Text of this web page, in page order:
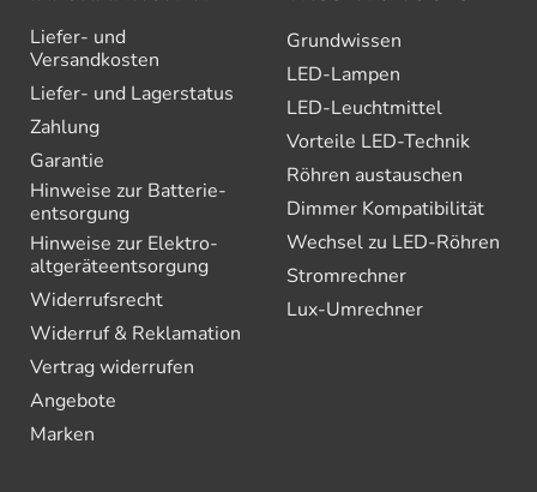
Liefer- und
Versandkosten
Liefer- und Lagerstatus
Zahlung
Garantie
Hinweise zur Batterie­
entsorgung
Hinweise zur Elektro­
altgeräte­entsorgung
Widerrufsrecht
Widerruf & Reklamation
Vertrag widerrufen
Angebote
Marken
Grundwissen
LED-Lampen
LED-Leuchtmittel
Vorteile LED-Technik
Röhren austauschen
Dimmer Kompatibilität
Wechsel zu LED-Röhren
Stromrechner
Lux-Umrechner